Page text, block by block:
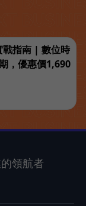
戰指南 | 數位時
，優惠價1,690
領航者